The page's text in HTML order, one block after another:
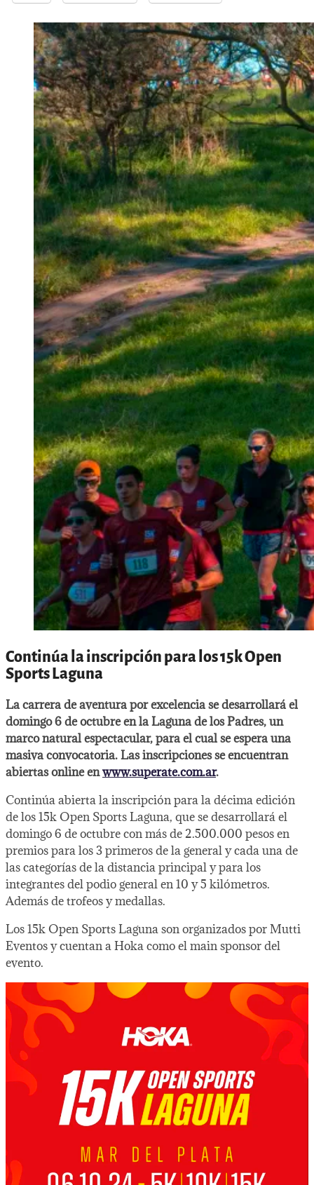
Continúa la inscripción para los 15k Open
Sports Laguna
La carrera de aventura por excelencia se desarrollará el
domingo 6 de octubre en la Laguna de los Padres, un
marco natural espectacular, para el cual se espera una
masiva convocatoria. Las inscripciones se encuentran
abiertas online enwww.superate.com.ar.
Continúa abierta la inscripción para la décima edición
de los 15k Open Sports Laguna, que se desarrollará el
domingo 6 de octubre con más de 2.500.000 pesos en
premios para los 3 primeros de la general y cada una de
las categorías de la distancia principal y para los
integrantes del podio general en 10 y 5 kilómetros.
Además de trofeos y medallas.
Los 15k Open Sports Laguna son organizados por Mutti
Eventos y cuentan a Hoka como el main sponsor del
evento.